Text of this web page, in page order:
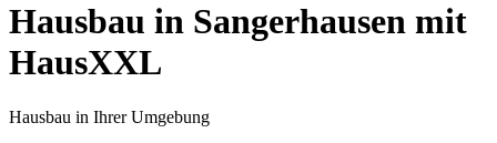
Hausbau in Sangerhausen mit
HausXXL
Hausbau in Ihrer Umgebung